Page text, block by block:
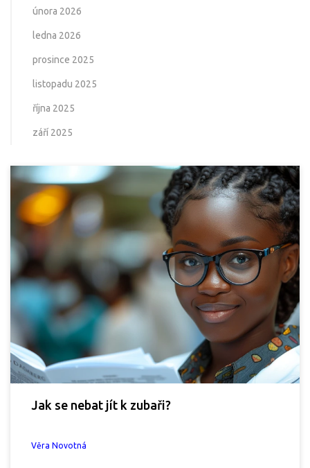
února 2026
ledna 2026
prosince 2025
listopadu 2025
října 2025
září 2025
Jak se nebat jít k zubaři?
Věra Novotná